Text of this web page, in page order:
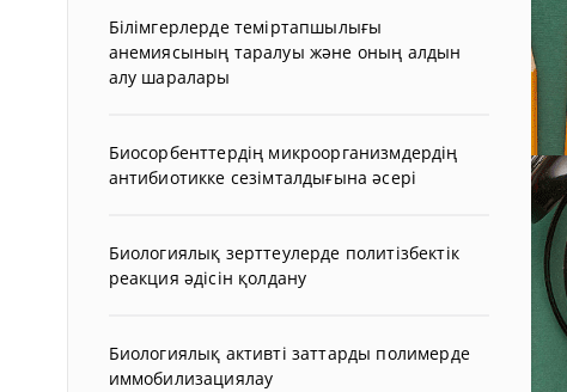
Білімгерлерде теміртапшылығы
анемиясының таралуы және оның алдын
алу шаралары
Биосорбенттердің микроорганизмдердің
антибиотикке сезімталдығына әсері
Биологиялық зерттеулерде политізбектік
реакция әдісін қолдану
Биологиялық активті заттарды полимерде
иммобилизациялау